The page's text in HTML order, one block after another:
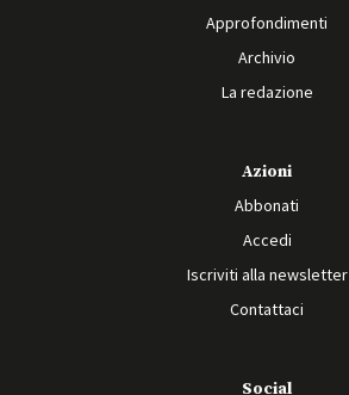
Approfondimenti
Archivio
La redazione
Azioni
Abbonati
Accedi
Iscriviti alla newsletter
Contattaci
Social